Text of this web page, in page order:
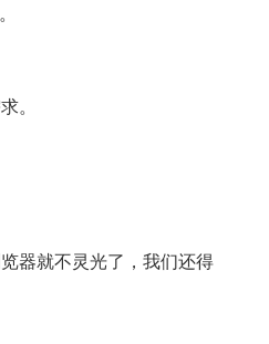
。
器就不灵光了，我们还得